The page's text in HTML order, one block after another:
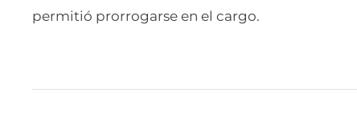
permitió prorrogarse en el cargo.